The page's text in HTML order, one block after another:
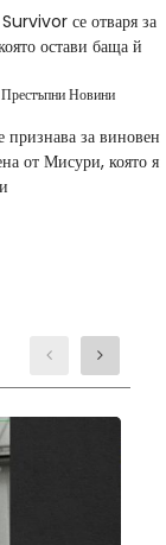
се отваря за
остави баща й
Новини
признава за виновен
от Мисури, която я